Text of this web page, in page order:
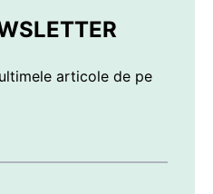
articole de pe